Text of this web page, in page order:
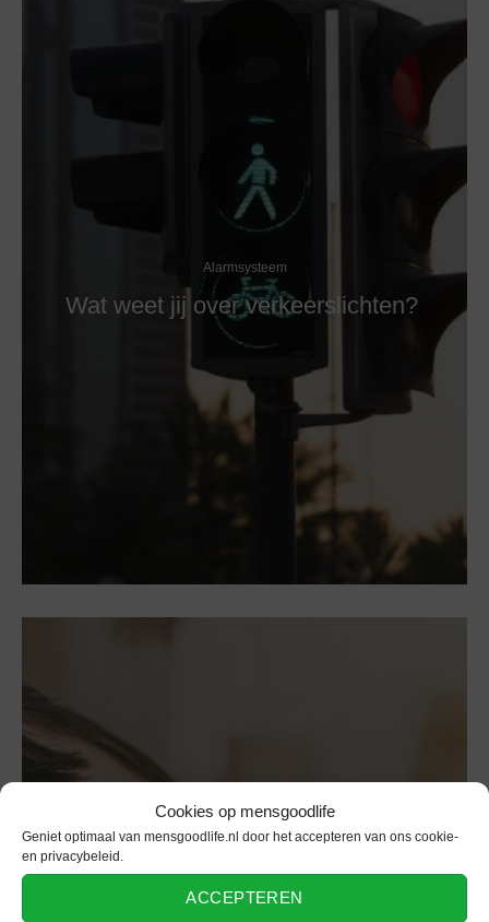
Cookies op mensgoodlife
Geniet optimaal van mensgoodlife.nl door het accepteren van ons cookie-
en privacybeleid.
ACCEPTEREN
Alarmsysteem
Wat weet jij over verkeerslichten?
Alarmsysteem